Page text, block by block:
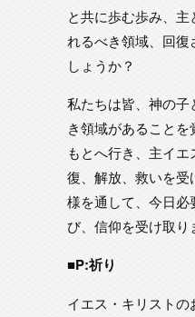
と共に歩む歩み、
れるべき領域、回
しょうか？
私たちは皆、神の
き領域があること
もとへ行き、主イ
復、解放、救いを受
様を通して、今日
び、信仰を受け取り
■P:祈り
イエス・キリスト